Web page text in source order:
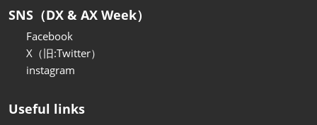
SNS（DX & AX Week）
Facebook
X（旧:Twitter）
instagram
Useful links